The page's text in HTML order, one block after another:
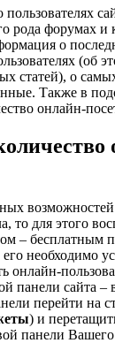
рода форумах
о
(об
статей), о
Также в
онлайн-
то для этого
– бесплатным
необходимо
онлайн-
панели сайта –
перейти на
) и
панели Вашего